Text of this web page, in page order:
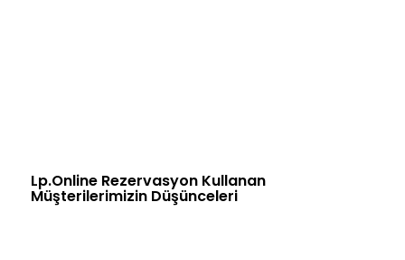
Lp.Online Rezervasyon Kullanan
Müşterilerimizin Düşünceleri